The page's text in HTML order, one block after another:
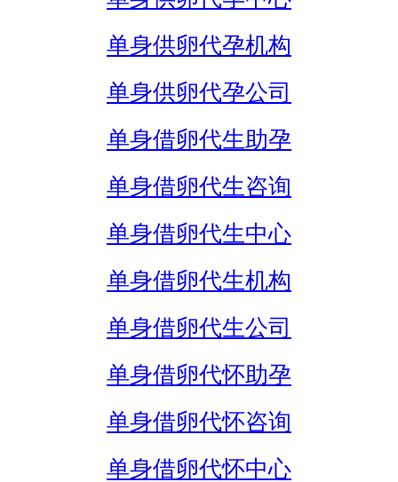
单身供卵代孕机构
单身供卵代孕公司
单身借卵代生助孕
单身借卵代生咨询
单身借卵代生中心
单身借卵代生机构
单身借卵代生公司
单身借卵代怀助孕
单身借卵代怀咨询
单身借卵代怀中心